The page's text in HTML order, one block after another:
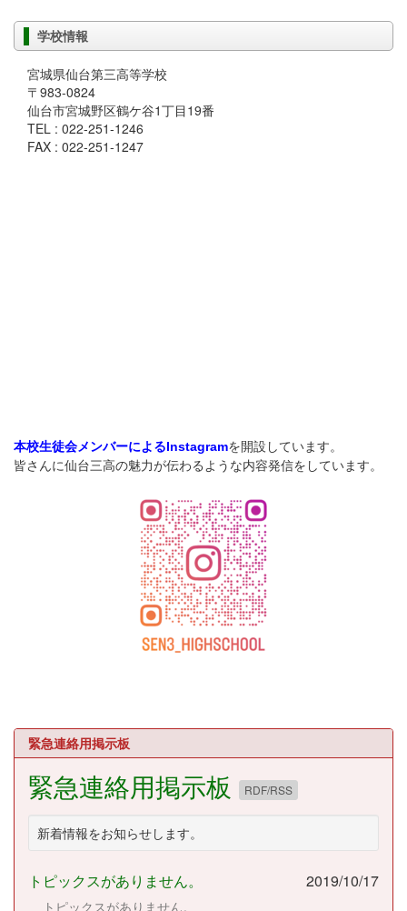
学校情報
宮城県仙台第三高等学校
〒983-0824
仙台市宮城野区鶴ケ谷1丁目19番
TEL : 022-251-1246
FAX : 022-251-1247
本校生徒会メンバーによるInstagramを開設しています。
皆さんに仙台三高の魅力が伝わるような内容発信をしています。
緊急連絡用掲示板
緊急連絡用掲示板 RDF/RSS
新着情報をお知らせします。
トピックスがありません。 2019/10/17
トピックスがありません。